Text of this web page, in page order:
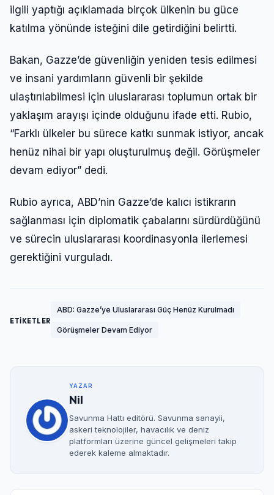
ilgili yaptığı açıklamada birçok ülkenin bu güce
katılma yönünde isteğini dile getirdiğini belirtti.
Bakan, Gazze’de güvenliğin yeniden tesis edilmesi
ve insani yardımların güvenli bir şekilde
ulaştırılabilmesi için uluslararası toplumun ortak bir
yaklaşım arayışı içinde olduğunu ifade etti. Rubio,
“Farklı ülkeler bu sürece katkı sunmak istiyor, ancak
henüz nihai bir yapı oluşturulmuş değil. Görüşmeler
devam ediyor” dedi.
Rubio ayrıca, ABD’nin Gazze’de kalıcı istikrarın
sağlanması için diplomatik çabalarını sürdürdüğünü
ve sürecin uluslararası koordinasyonla ilerlemesi
gerektiğini vurguladı.
ETİKETLER
ABD: Gazze’ye Uluslararası Güç Henüz Kurulmadı
Görüşmeler Devam Ediyor
YAZAR
Nil
Savunma Hattı editörü. Savunma sanayii,
askeri teknolojiler, havacılık ve deniz
platformları üzerine güncel gelişmeleri takip
ederek kaleme almaktadır.